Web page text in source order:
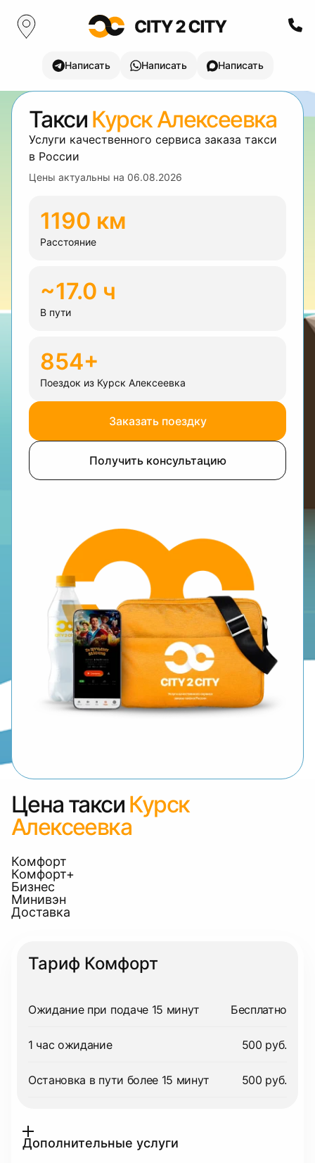
Написать Написать Написать
Такси Курск Алексеевка
Услуги качественного сервиса заказа такси
в России
Цены актуальны на 06.08.2026
1190 км
Расстояние
~17.0 ч
В пути
854+
Поездок из Курск Алексеевка
Заказать поездку
Получить консультацию
Цена такси Курск
Алексеевка
Комфорт
Комфорт+
Бизнес
Минивэн
Доставка
Тариф Комфорт
Ожидание при подаче 15 минут Бесплатно
1 час ожидание 500 руб.
Остановка в пути более 15 минут 500 руб.
Дополнительные услуги